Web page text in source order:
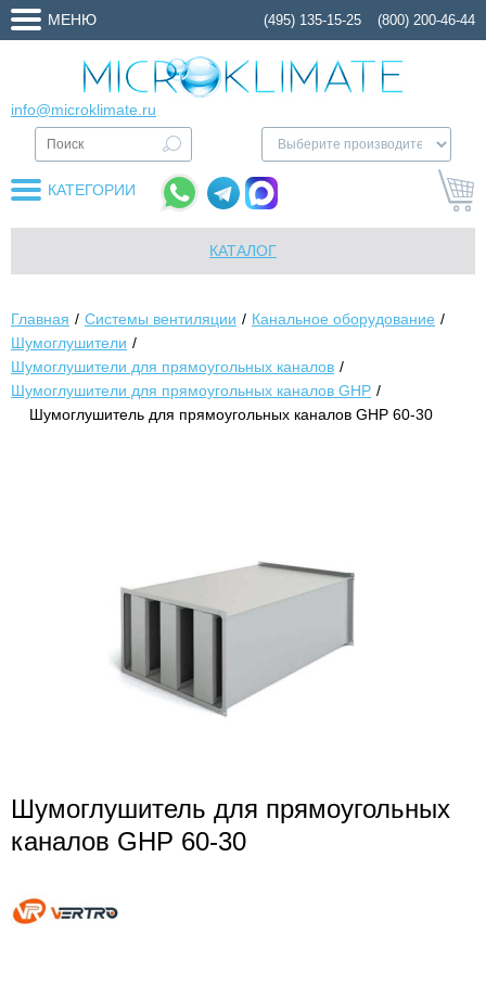
МЕНЮ (495) 135-15-25 (800) 200-46-44
info@microklimate.ru
КАТЕГОРИИ
КАТАЛОГ
Главная Системы вентиляции
Канальное оборудование
Шумоглушители
Шумоглушители для прямоугольных каналов
Шумоглушители для прямоугольных каналов GHP
Шумоглушитель для прямоугольных каналов GHP 60-30
Шумоглушитель для прямоугольных
каналов GHP 60-30